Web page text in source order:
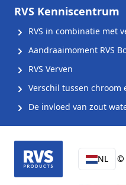
RVS Kenniscentrum
RVS in combinatie met
Aandraaimoment RVS
RVS Verven
Verschil tussen chroom
De invloed van zout
NL ©